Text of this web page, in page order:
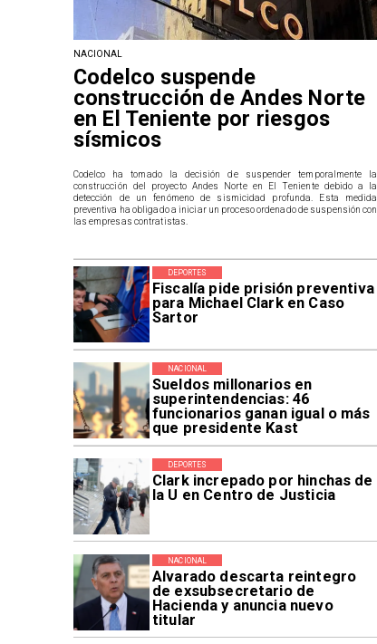
Fiscalía pide prisión preventiva
para Michael Clark en Caso
Sartor
DEPORTES
Sueldos millonarios en
superintendencias: 46
funcionarios ganan igual o más
que presidente Kast
NACIONAL
Clark increpado por hinchas de
la U en Centro de Justicia
DEPORTES
Alvarado descarta reintegro
de exsubsecretario de
Hacienda y anuncia nuevo
titular
NACIONAL
NACIONAL
Codelco suspende
construcción de Andes Norte
en El Teniente por riesgos
sísmicos
Codelco ha tomado la decisión de suspender temporalmente la
construcción del proyecto Andes Norte en El Teniente debido a la
detección de un fenómeno de sismicidad profunda. Esta medida
preventiva ha obligado a iniciar un proceso ordenado de suspensión con
las empresas contratistas.